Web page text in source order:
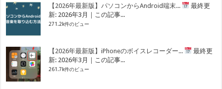
【2026年最新版】パソコンからAndroid端末...
最終更
新: 2026年3月｜この記事...
271.2k件のビュー
【2026年最新版】iPhoneのボイスレコーダー...
最終更
新: 2026年3月｜この記事...
261.7k件のビュー